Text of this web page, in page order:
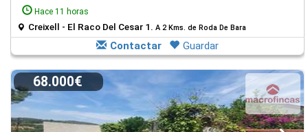
Hace 11 horas
Creixell - El Raco Del Cesar 1. A 2 Kms. de Roda De Bara
Contactar Guardar
68.000€